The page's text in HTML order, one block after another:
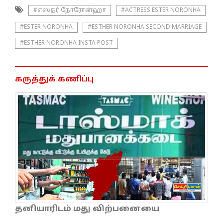
#எஸ்தர் நோரோன்ஹா #ACTRESS ESTER NORONHA
#ESTER NORONHA #ESTHER NORONHA SECOND MARRIAGE
#ESTHER NORONHA INSTA POST
கருத்துக் கணிப்பு
தனியாரிடம் மது விற்பனையை